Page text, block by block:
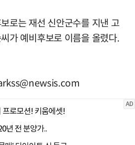
로는 재선 신안군수를 지낸 고
가 예비후보로 이름을 올렸다.